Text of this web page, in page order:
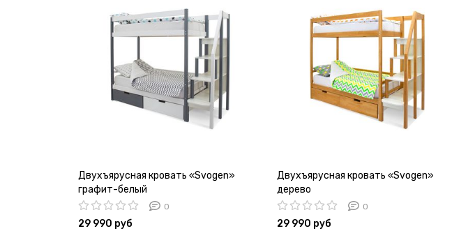
Двухъярусная кровать «Svogen»
графит-белый
0
29 990 руб
Двухъярусная кровать «Svogen»
дерево
0
29 990 руб